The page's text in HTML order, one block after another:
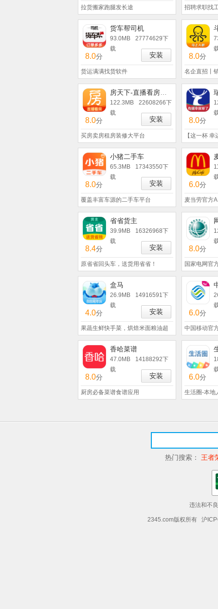
拉货搬家跑腿发长途 招聘求职找
货车帮司机
93.0MB
27774629下
载
8.0分 安装
货运满满找货软件
8.0分
名企直招丨
122.3MB
22608266下
载
8.0分 安装
买房卖房租房装修大平台
8.0分
【这一杯
小猪二手车
65.3MB
17343550下
载
8.0分 安装
覆盖丰富车源的二手车平台
6.0分
麦当劳官方
省省货主
39.9MB
16326968下
载
8.4分 安装
原省省回头车，送货用省省！
8.0分
国家电网官
盒马
26.9MB
14916591下
载
4.0分 安装
果蔬生鲜快手菜，烘焙米面粮油超
6.0分
中国移动官
香哈菜谱
47.0MB
14188292下
载
8.0分 安装
厨房必备菜谱食谱应用
6.0分
生活圈-本地
热门搜索： 王者
违法和不
2345.com版权所有 沪